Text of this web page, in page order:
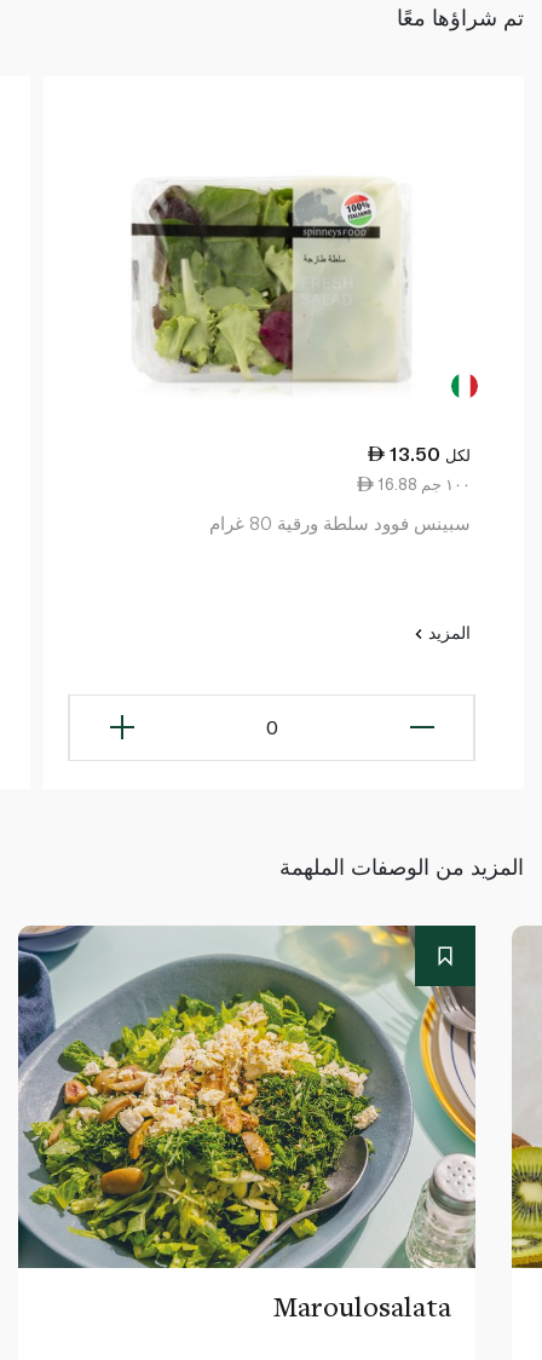
تم شراؤها معًا
13.50 لكل
16.88 ١٠٠ جم
سبينس فوود سلطة ورقية 80 غرام
المزيد
0
المزيد من الوصفات الملهمة
Maroulosalata